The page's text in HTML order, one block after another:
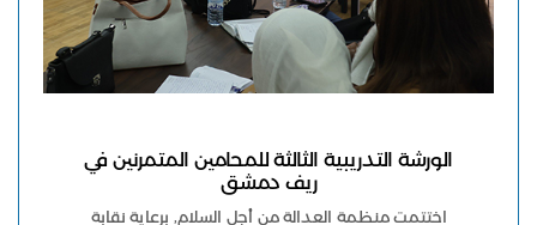
الورشة التدريبية الثالثة للمحامين المتمرنين في
ريف دمشق
اختتمت منظمة العدالة من أجل السلام, برعاية نقابة